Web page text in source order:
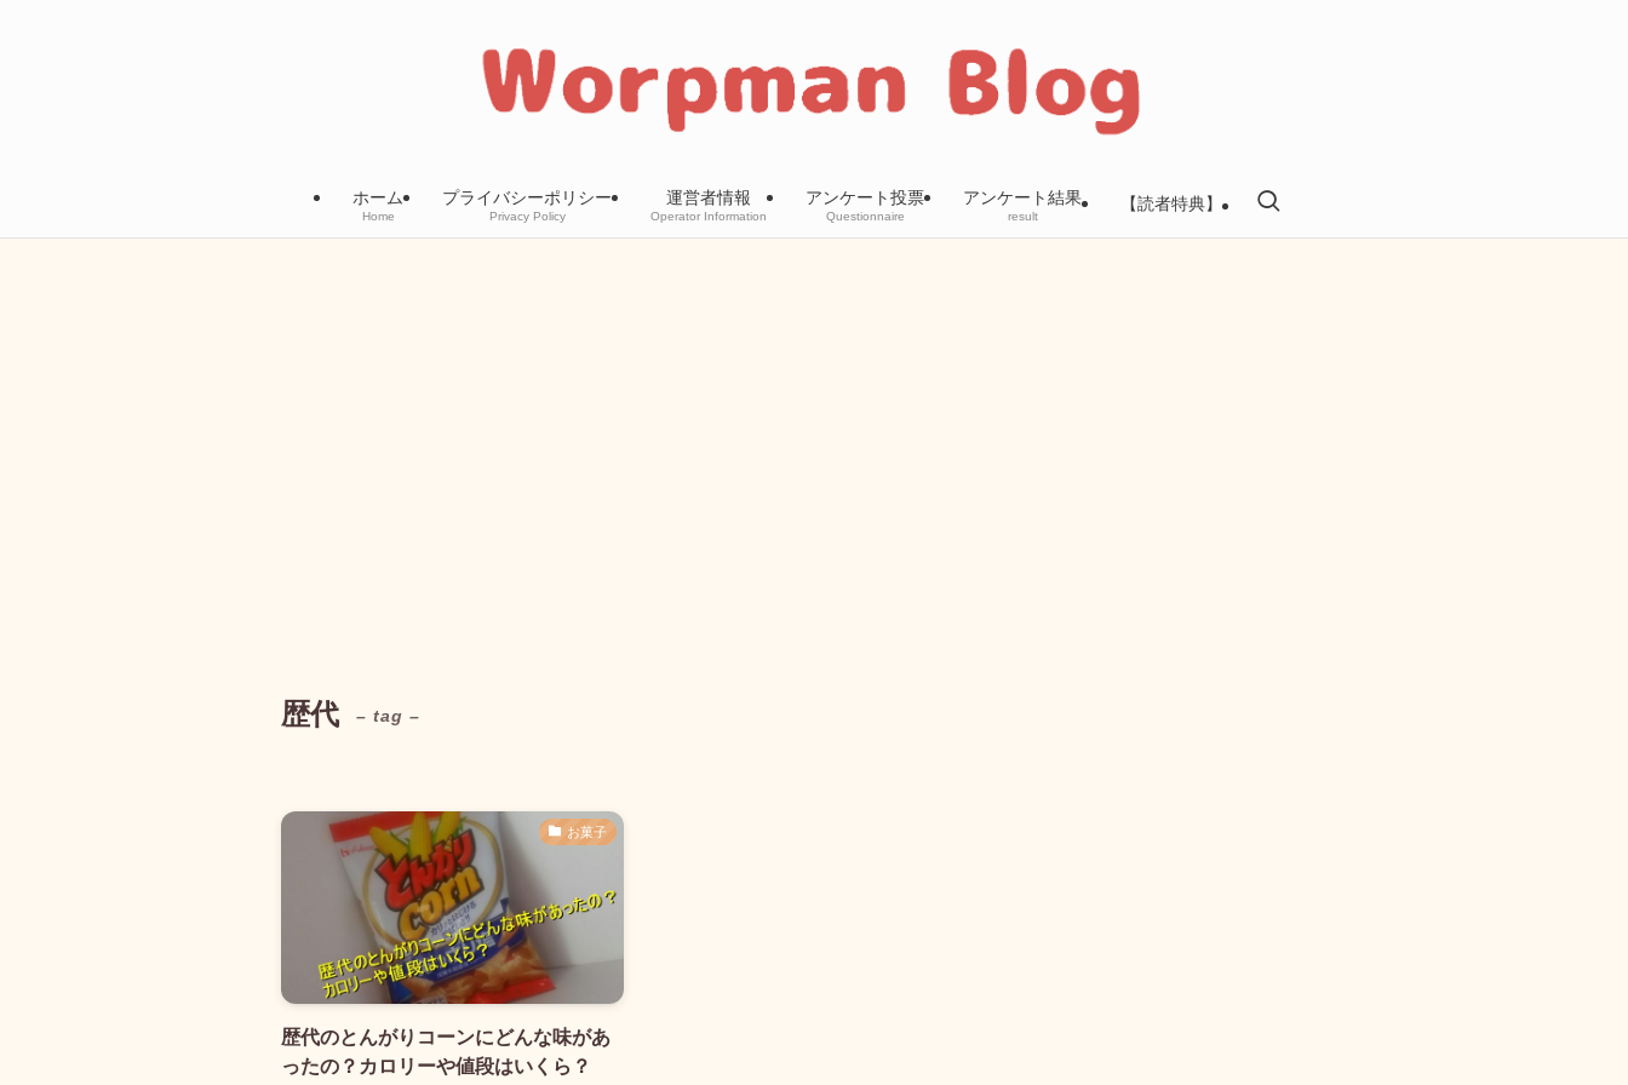
ホーム
Home
プライバシーポリシー
Privacy Policy
運営者情報
Operator Information
アンケート投票
Questionnaire
アンケート結果
result
【読者特典】
歴代 – tag –
お菓子
歴代のとんがりコーンにどんな味があ
ったの？カロリーや値段はいくら？